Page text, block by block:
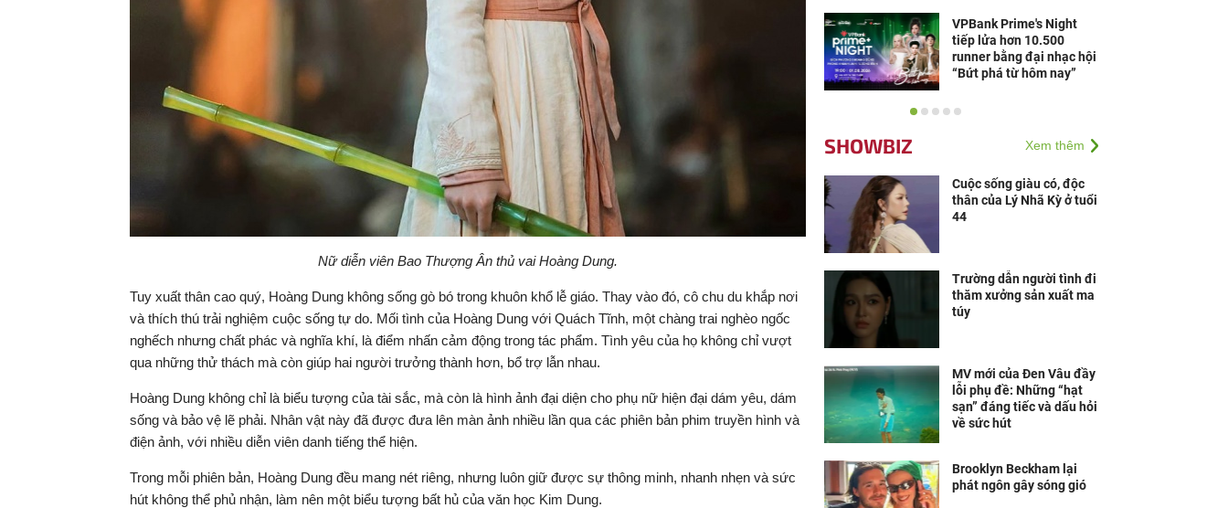
Nữ diễn viên Bao Thượng Ân thủ vai Hoàng Dung.
Tuy xuất thân cao quý, Hoàng Dung không sống gò bó trong khuôn khổ lễ giáo. Thay vào đó, cô chu du khắp nơi
và thích thú trải nghiệm cuộc sống tự do. Mối tình của Hoàng Dung với Quách Tĩnh, một chàng trai nghèo ngốc
nghếch nhưng chất phác và nghĩa khí, là điểm nhấn cảm động trong tác phẩm. Tình yêu của họ không chỉ vượt
qua những thử thách mà còn giúp hai người trưởng thành hơn, bổ trợ lẫn nhau.
Hoàng Dung không chỉ là biểu tượng của tài sắc, mà còn là hình ảnh đại diện cho phụ nữ hiện đại dám yêu, dám
sống và bảo vệ lẽ phải. Nhân vật này đã được đưa lên màn ảnh nhiều lần qua các phiên bản phim truyền hình và
điện ảnh, với nhiều diễn viên danh tiếng thể hiện.
Trong mỗi phiên bản, Hoàng Dung đều mang nét riêng, nhưng luôn giữ được sự thông minh, nhanh nhẹn và sức
hút không thể phủ nhận, làm nên một biểu tượng bất hủ của văn học Kim Dung.
VPBank Prime's Night
tiếp lửa hơn 10.500
runner bằng đại nhạc hội
“Bứt phá từ hôm nay”
Hàng nghìn khán giả
Thạch, Bùi Công Nam tại
Nẵng
SHOWBIZ Xem thêm
Cuộc sống giàu có, độc
thân của Lý Nhã Kỳ ở tuổi
44
Trường dẫn người tình đi
thăm xưởng sản xuất ma
túy
MV mới của Đen Vâu đầy
lỗi phụ đề: Những “hạt
sạn” đáng tiếc và dấu hỏi
về sức hút
Brooklyn Beckham lại
phát ngôn gây sóng gió